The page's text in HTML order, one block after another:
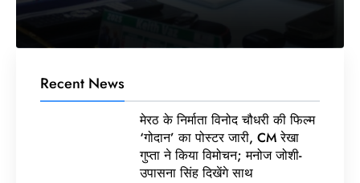
Recent News
मेरठ के निर्माता विनोद चौधरी की फिल्म
‘गोदान’ का पोस्टर जारी, CM रेखा
गुप्ता ने किया विमोचन; मनोज जोशी-
उपासना सिंह दिखेंगे साथ